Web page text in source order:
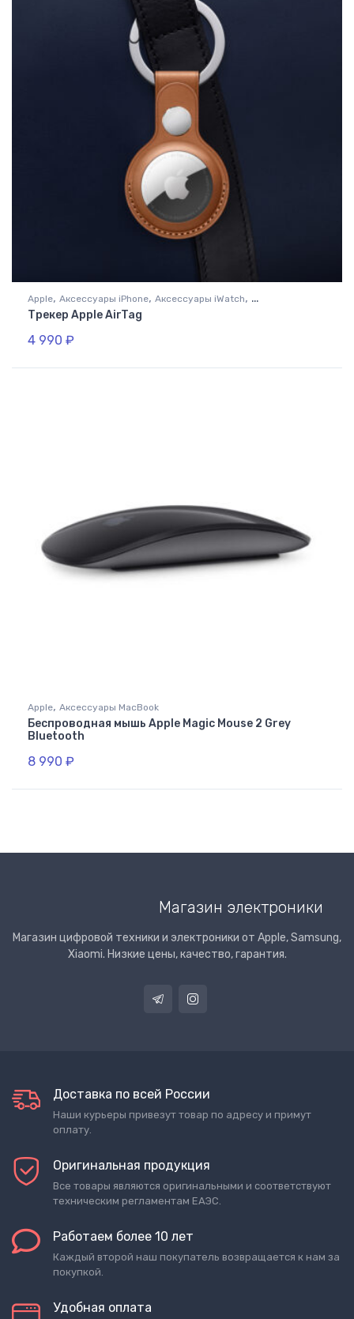
Apple, Аксессуары iPhone, Аксессуары iWatch,
Аксессуары MacBook
Трекер Apple AirTag
4 990 ₽
Apple, Аксессуары MacBook
Беспроводная мышь Apple Magic Mouse 2 Grey
Bluetooth
8 990 ₽
Магазин электроники
Магазин цифровой техники и электроники от Apple, Samsung,
Xiaomi. Низкие цены, качество, гарантия.
Доставка по всей России
Наши курьеры привезут товар по адресу и примут
оплату.
Оригинальная продукция
Все товары являются оригинальными и соответствуют
техническим регламентам ЕАЭС.
Работаем более 10 лет
Каждый второй наш покупатель возвращается к нам за
покупкой.
Удобная оплата